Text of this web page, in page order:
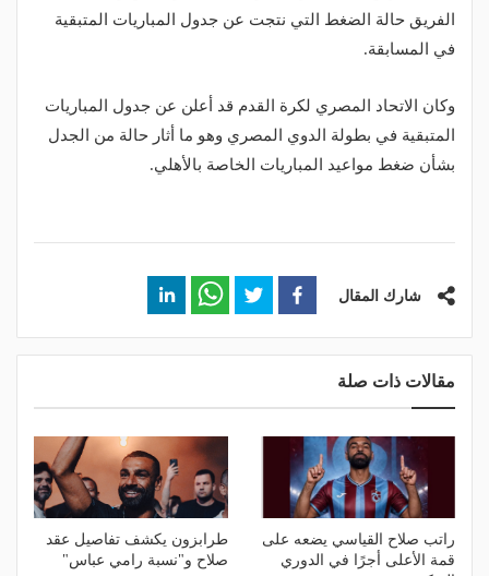
الفريق حالة الضغط التي نتجت عن جدول المباريات المتبقية
في المسابقة.
وكان الاتحاد المصري لكرة القدم قد أعلن عن جدول المباريات
المتبقية في بطولة الدوي المصري وهو ما أثار حالة من الجدل
بشأن ضغط مواعيد المباريات الخاصة بالأهلي.
شارك المقال
مقالات ذات صلة
راتب صلاح القياسي يضعه على
قمة الأعلى أجرًا في الدوري
طرابزون يكشف تفاصيل عقد
صلاح و"نسبة رامي عباس"